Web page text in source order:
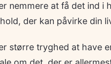
nemmere at få det ind i
der kan påvirke din
større tryghed at have